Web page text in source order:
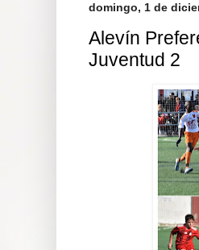
domingo, 1 de
Alevín
Juventud 2